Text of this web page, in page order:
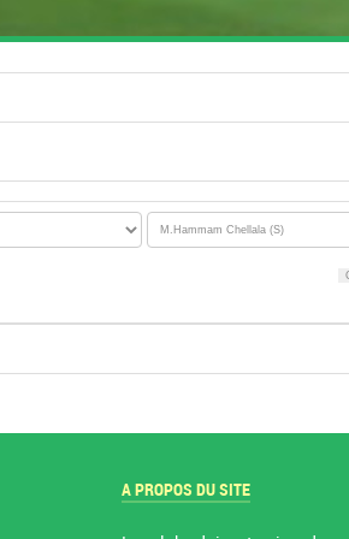
A PROPOS DU SITE